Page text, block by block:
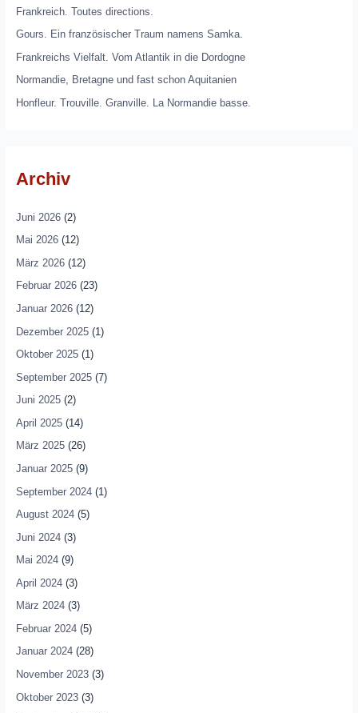
Frankreich. Toutes directions.
Gours. Ein französischer Traum namens Samka.
Frankreichs Vielfalt. Vom Atlantik in die Dordogne
Normandie, Bretagne und fast schon Aquitanien
Honfleur. Trouville. Granville. La Normandie basse.
Archiv
Juni 2026(2)
Mai 2026(12)
März 2026(12)
Februar 2026(23)
Januar 2026(12)
Dezember 2025(1)
Oktober 2025(1)
September 2025(7)
Juni 2025(2)
April 2025(14)
März 2025(26)
Januar 2025(9)
September 2024(1)
August 2024(5)
Juni 2024(3)
Mai 2024(9)
April 2024(3)
März 2024(3)
Februar 2024(5)
Januar 2024(28)
November 2023(3)
Oktober 2023(3)